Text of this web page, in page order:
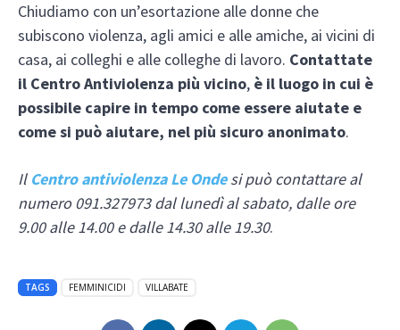
Chiudiamo con un’esortazione alle donne che
subiscono violenza, agli amici e alle amiche, ai vicini di
casa, ai colleghi e alle colleghe di lavoro. Contattate
il Centro Antiviolenza più vicino, è il luogo in cui è
possibile capire in tempo come essere aiutate e
come si può aiutare, nel più sicuro anonimato.
Il Centro antiviolenza Le Ondesi può contattare al
numero 091.327973 dal lunedì al sabato, dalle ore
9.00 alle 14.00 e dalle 14.30 alle 19.30.
TAGS FEMMINICIDI VILLABATE